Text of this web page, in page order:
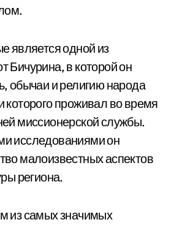
является одной из
Бичурина, в которой он
обычаи и религию народа
которого проживал во время
миссионерской службы.
исследованиями он
малоизвестных аспектов
региона.
из самых значимых